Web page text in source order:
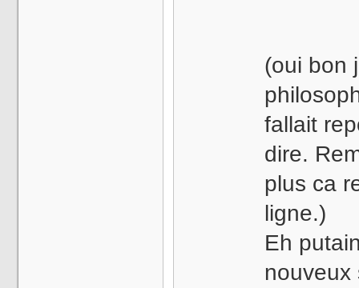
(oui bon
fallait
dire.
plus ca
ligne.)
Eh
nouveux